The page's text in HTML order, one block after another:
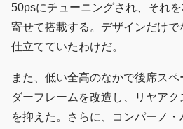
50psにチューニングされ、それ
寄せて搭載する。デザインだけ
仕立てていたわけだ。
また、低い全高のなかで後席ス
ダーフレームを改造し、リヤア
を抑えた。さらに、コンパーノ